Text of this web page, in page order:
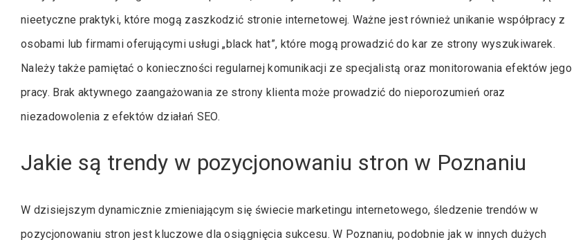
nieetyczne praktyki, które mogą zaszkodzić stronie internetowej. Ważne jest również unikanie współpracy z
osobami lub firmami oferującymi usługi „black hat”, które mogą prowadzić do kar ze strony wyszukiwarek.
Należy także pamiętać o konieczności regularnej komunikacji ze specjalistą oraz monitorowania efektów jego
pracy. Brak aktywnego zaangażowania ze strony klienta może prowadzić do nieporozumień oraz
niezadowolenia z efektów działań SEO.
Jakie są trendy w pozycjonowaniu stron w Poznaniu
W dzisiejszym dynamicznie zmieniającym się świecie marketingu internetowego, śledzenie trendów w
pozycjonowaniu stron jest kluczowe dla osiągnięcia sukcesu. W Poznaniu, podobnie jak w innych dużych